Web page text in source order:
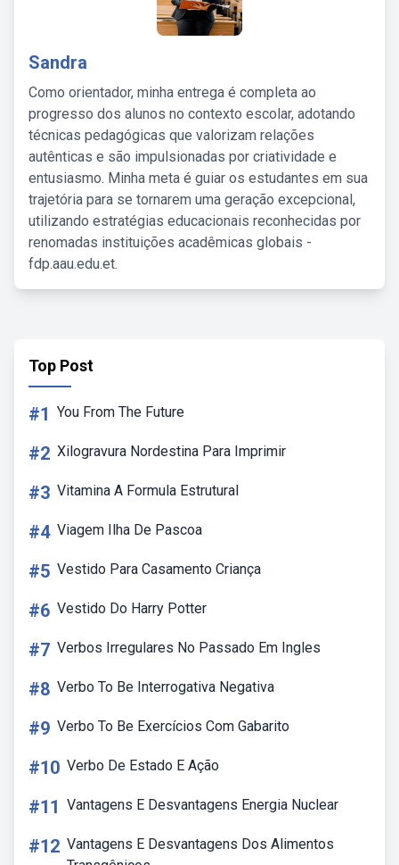
Sandra
Como orientador, minha entrega é completa ao
progresso dos alunos no contexto escolar, adotando
técnicas pedagógicas que valorizam relações
autênticas e são impulsionadas por criatividade e
entusiasmo. Minha meta é guiar os estudantes em sua
trajetória para se tornarem uma geração excepcional,
utilizando estratégias educacionais reconhecidas por
renomadas instituições acadêmicas globais -
fdp.aau.edu.et.
Top Post
#1 You From The Future
#2 Xilogravura Nordestina Para Imprimir
#3 Vitamina A Formula Estrutural
#4 Viagem Ilha De Pascoa
#5 Vestido Para Casamento Criança
#6 Vestido Do Harry Potter
#7 Verbos Irregulares No Passado Em Ingles
#8 Verbo To Be Interrogativa Negativa
#9 Verbo To Be Exercícios Com Gabarito
#10 Verbo De Estado E Ação
#11 Vantagens E Desvantagens Energia Nuclear
#12 Vantagens E Desvantagens Dos Alimentos